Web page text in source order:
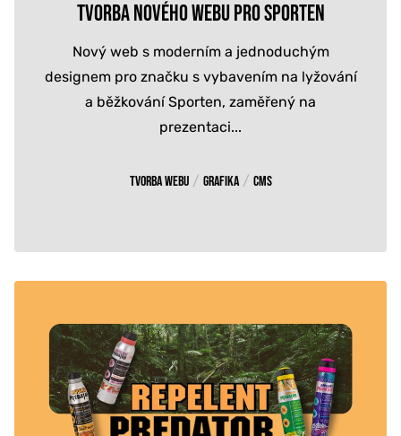
TVORBA NOVÉHO WEBU PRO SPORTEN
Nový web s moderním a jednoduchým
designem pro značku s vybavením na lyžování
a běžkování Sporten, zaměřený na
prezentaci...
Tvorba webu / Grafika / CMS